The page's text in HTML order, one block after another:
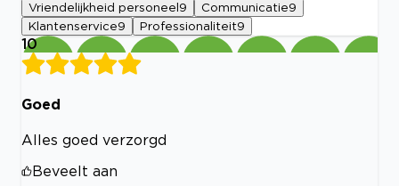
Vriendelijkheid personeel 9 Communicatie9
Klantenservice9 Professionaliteit9
10
Goed
Alles goed verzorgd
Beveelt aan